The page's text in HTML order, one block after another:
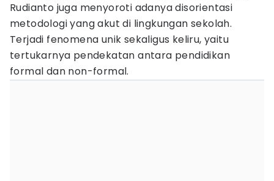
Rudianto juga menyoroti adanya disorientasi
metodologi yang akut di lingkungan sekolah.
Terjadi fenomena unik sekaligus keliru, yaitu
tertukarnya pendekatan antara pendidikan
formal dan non-formal.